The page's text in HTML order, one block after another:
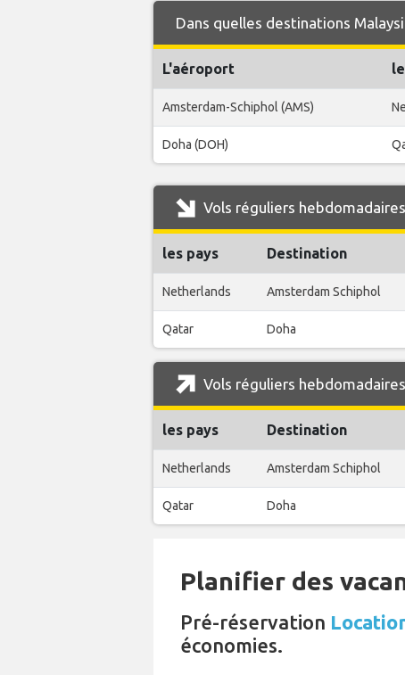
Dans quelles destinations
L'aéroport
Amsterdam-Schiphol (AMS)
Doha (DOH)
Vols réguliers
les pays Destination
Netherlands Amsterdam Schiphol
Qatar Doha
Vols réguliers
les pays Destination
Netherlands Amsterdam Schiphol
Qatar Doha
Planifier des
Pré-réservation
économies.